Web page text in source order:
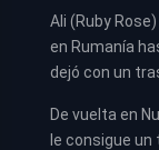
Ali (Ruby
en Rumanía
dejó con un
De vuelta en
le consigue